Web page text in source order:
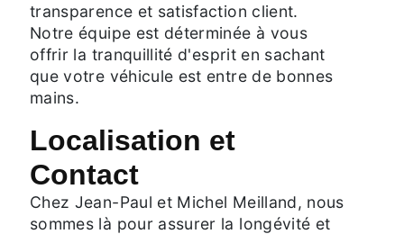
transparence et satisfaction client.
Notre équipe est déterminée à vous
offrir la tranquillité d'esprit en sachant
que votre véhicule est entre de bonnes
mains.
Localisation et
Contact
Chez Jean-Paul et Michel Meilland, nous
sommes là pour assurer la longévité et